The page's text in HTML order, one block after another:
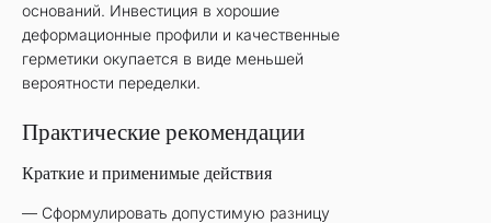
оснований. Инвестиция в хорошие
деформационные профили и качественные
герметики окупается в виде меньшей
вероятности переделки.
Практические рекомендации
Краткие и применимые действия
— Сформулировать допустимую разницу